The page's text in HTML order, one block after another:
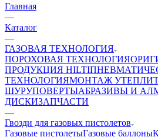
Главная
—
Каталог
—
ГАЗОВАЯ ТЕХНОЛОГИЯ
ПОРОХОВАЯ ТЕХНОЛОГИЯ
ПРОДУКЦИЯ HILTI
ТЕХНОЛОГИЯМОНТАЖ
ШУРУПОВЕРТЫАБРАЗИВЫ И
ДИСКИЗАПЧАСТИ
—
Гвозди для газовых пистолетов
Газовые пистолетыГазовые баллоны